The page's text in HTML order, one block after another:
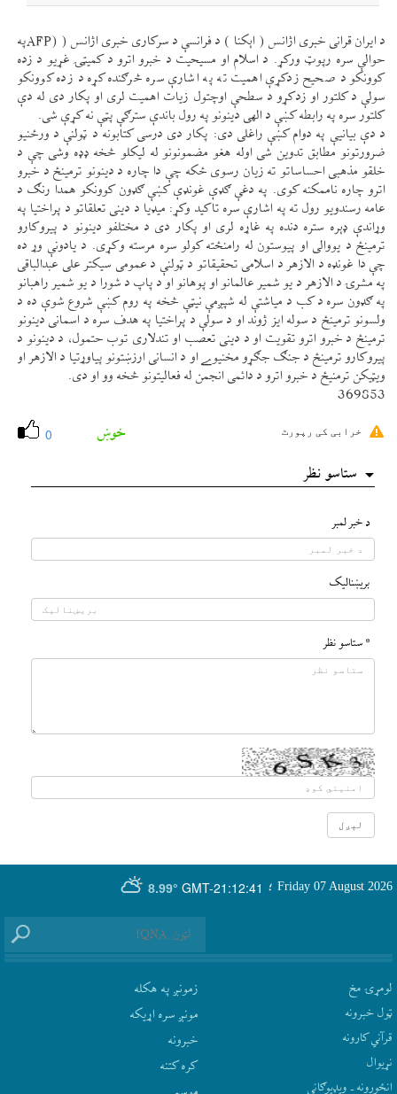
د ايران قرانی خبری اژانس ( اېكنا ) د فرانسې د سركاری خبری اژانس ( (AFPپه
حوالې سره رپوټ وركړ. د اسلام او مسيحيت د خبرو اترو د كمیټۍ غړيو د زده
كوونكو د صحيح زدكړې اهميت ته په اشارې سره څرګنده كړه د زده كوونكو
سولې د كلتور او زدكړو د سطحې اوچتول زيات اهميت لری او پكار دی له دې
كلتور سره په رابطه كښې د الهی دينونو په رول باندې سترګې پټې نه كړې شی.
د دې بيانیې په دوام كښې راغلی دی: پكار دی درسی كتابونه د ټولنې د ورځنيو
ضرورتونو مطابق تدوين شی اوله هغو مضمونونو له ليكلو څخه ډډه وشی چې د
خلقو مذهبی احساساتو ته زيان رسوی ځكه چې دا چاره د دينونو ترمينځ د خبرو
اترو چاره ناممكنه كوی. په دغې ګډې غونډې كښې ګډون كوونكو همدا رنګ د
عامه رسندويو رول ته په اشارې سره تاكيد وكړ: میډيا د دينی تعلقاتو د پراختيا په
وړاندې ډېره ستره دنده په غاړه لری او پكار دی د مختلفو دينونو د پيروكارو
ترمينځ د يووالی او پيوستون له رامنځته كولو سره مرسته وكړی. د يادونې وړ ده
چې دا غونډه د الازهر د اسلامی تحقيقاتو د ټولنې د عمومی سيكتر علی عبدالباقی
په مشرۍ د الازهر د يو شمير عالمانو او پوهانو او د پاپ د شورا د يو شمير راهبانو
په ګډون سره د كب د مياشتې له شپږمې نیټې څخه په روم كښې شروع شوې ده د
ولسونو ترمينځ د سوله ايز ژوند او د سولې د پراختيا په هدف سره د اسمانی دينونو
ترمينځ د خبرو اترو تقويت او د دينی تعصب او تندلاری توب حتمول، د دينونو د
پيروكارو ترمينځ د جنګ جګړو مخنيوے او د انسانی ارزښتونو پياوړتيا د الازهر او
ویټيكن ترمنیځ د خبرو اترو د دائمی انجمن له فعاليتونو څخه وو او دی.
369853
0 خوښ خرابی کی رپورٹ
ستاسو نظر
د خبر لمبر
بريښناليک
* ستاسو نظر
GMT-21:12:41
8.99° Friday 07 August 2026 ؛
لومړۍ مخ
ټول خبرونه
قرآني کارونه
نړيوال
انځورونه ـ ویډیوګانې
زمونږ په هکله
مونږ سره اړيکه
‫خبرونه
کره کتنه